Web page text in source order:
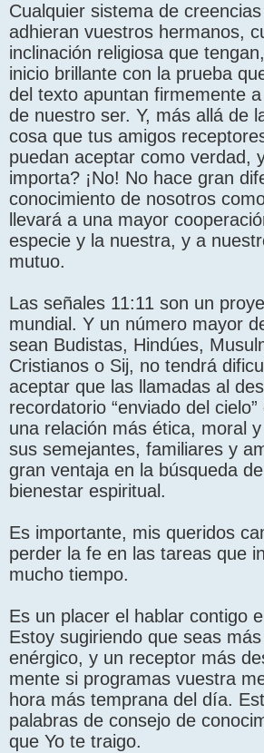
Cualquier sistema de
adhieran vuestros hermanos,
inclinación religiosa que
inicio brillante con la prueba
del texto apuntan firmemente
de nuestro ser. Y, más allá de
cosa que tus amigos
puedan aceptar como verdad,
importa? ¡No! No hace gran
conocimiento de nosotros
llevará a una mayor
especie y la nuestra, y a
mutuo.
Las señales 11:11 son un
mundial. Y un número mayor
sean Budistas, Hindúes,
Cristianos o Sij, no tendrá
aceptar que las llamadas al
recordatorio “enviado del
una relación más ética, moral
sus semejantes, familiares y
gran ventaja en la búsqueda
bienestar espiritual.
Es importante, mis queridos
perder la fe en las tareas que
mucho tiempo.
Es un placer el hablar contigo
Estoy sugiriendo que seas
enérgico, y un receptor más
mente si programas vuestra
hora más temprana del día.
palabras de consejo de
que Yo te traigo.